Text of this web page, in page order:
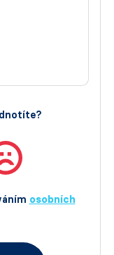
osobních